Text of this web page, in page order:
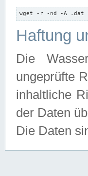
wget -r -nd -A .dat
Haftung
Die
ungeprüfte
inhaltliche
der Daten
Die Daten